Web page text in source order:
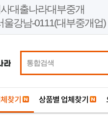
대출나라대부중개
울강남-0111(대부중개업)
찾기 상품별 업체찾기